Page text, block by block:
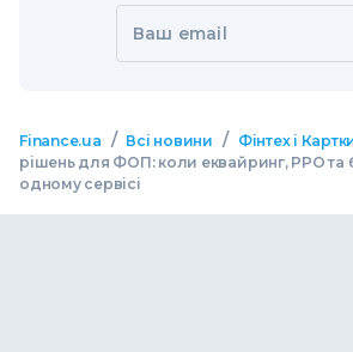
Ваш email
Finance.ua / Всі новини / Фінтех і
рішень для ФОП: коли еквайринг, РРО та
одному сервісі